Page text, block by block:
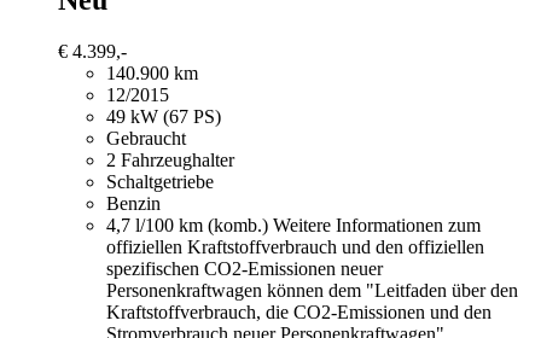
€ 4.399,-
140.900 km
12/2015
49 kW (67 PS)
Gebraucht
2 Fahrzeughalter
Schaltgetriebe
Benzin
4,7 l/100 km (komb.) Weitere Informationen zum
offiziellen Kraftstoffverbrauch und den offiziellen
spezifischen CO2-Emissionen neuer
Personenkraftwagen können dem "Leitfaden über den
Kraftstoffverbrauch, die CO2-Emissionen und den
Stromverbrauch neuer Personenkraftwagen"